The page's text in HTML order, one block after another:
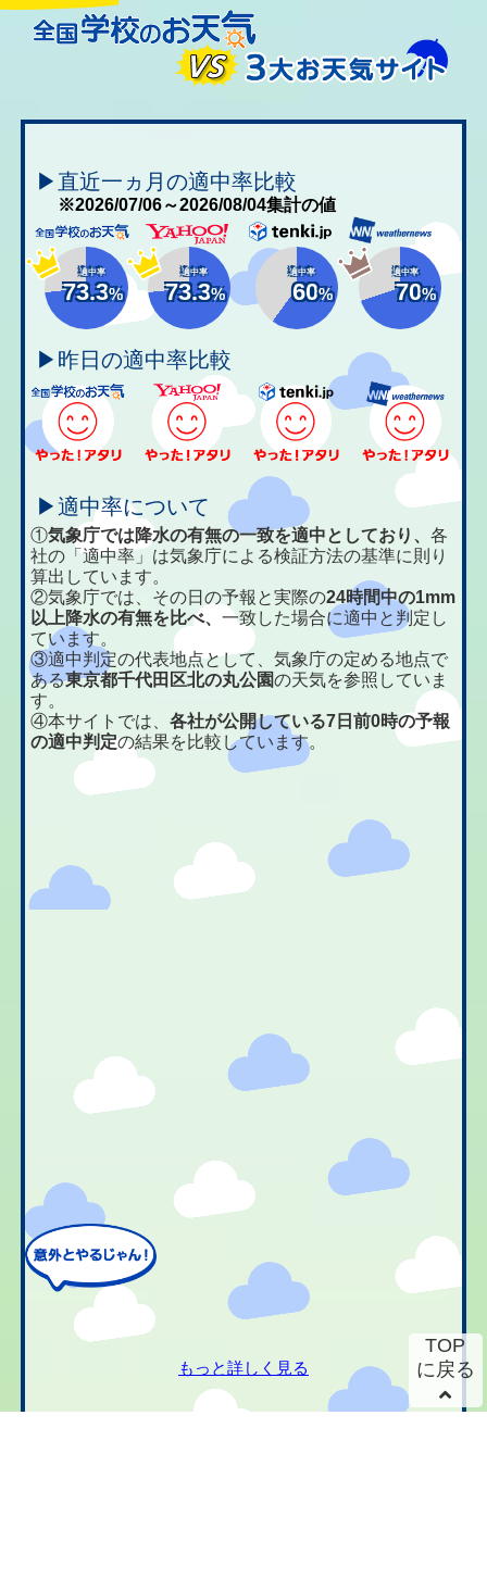
▶直近一ヵ月の適中率比較
※2026/07/06～2026/08/04集計の値
適中率
73.3%
適中率
73.3%
適中率
60%
適中率
70%
▶昨日の適中率比較
▶適中率について
①気象庁では降水の有無の一致を適中としており、各
社の「適中率」は気象庁による検証方法の基準に則り
算出しています。
②気象庁では、その日の予報と実際の24時間中の1mm
以上降水の有無を比べ、一致した場合に適中と判定し
ています。
③適中判定の代表地点として、気象庁の定める地点で
ある東京都千代田区北の丸公園の天気を参照していま
す。
④本サイトでは、各社が公開している7日前0時の予報
の適中判定の結果を比較しています。
もっと詳しく見る
TOP
に戻る